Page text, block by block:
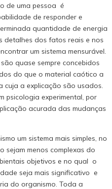
de uma pessoa é
de responder e
quantidade de energia
detalhes dos fatos reais e nos
um sistema mensurável.
quase sempre concebidos
do que o material caótico a
a explicação são usados.
psicologia experimental, por
acurada das mudanças
um sistema mais simples, no
sejam menos complexas do
objetivos e no qual o
seja mais significativo e
do organismo. Toda a